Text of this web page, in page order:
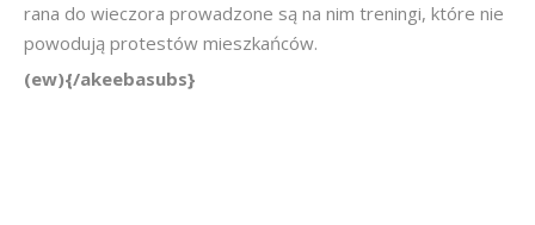
rana do wieczora prowadzone są na nim treningi, które nie
powodują protestów mieszkańców.
(ew){/akeebasubs}